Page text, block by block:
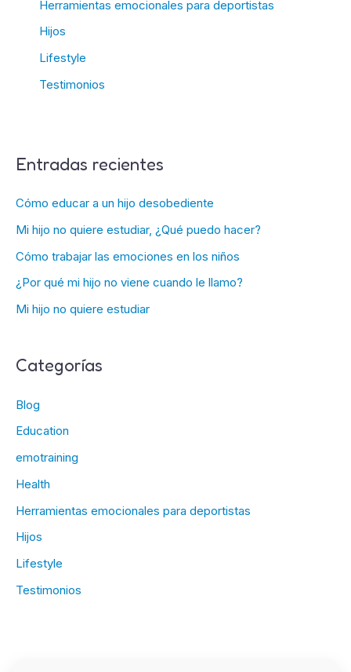
Herramientas emocionales para deportistas
Hijos
Lifestyle
Testimonios
Entradas recientes
Cómo educar a un hijo desobediente
Mi hijo no quiere estudiar, ¿Qué puedo hacer?
Cómo trabajar las emociones en los niños
¿Por qué mi hijo no viene cuando le llamo?
Mi hijo no quiere estudiar
Categorías
Blog
Education
emotraining
Health
Herramientas emocionales para deportistas
Hijos
Lifestyle
Testimonios